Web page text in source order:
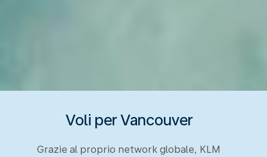
Voli per Vancouver
Grazie al proprio network globale, KLM